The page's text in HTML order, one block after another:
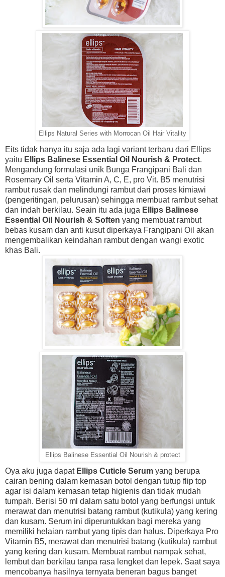
Ellips Natural Series with Morrocan Oil Hair Vitality
Eits tidak hanya itu saja ada lagi variant terbaru dari Ellips
yaitu Ellips Balinese Essential Oil Nourish & Protect.
Mengandung formulasi unik Bunga Frangipani Bali dan
Rosemary Oil serta Vitamin A, C, E, pro Vit. B5 menutrisi
rambut rusak dan melindungi rambut dari proses kimiawi
(pengeritingan, pelurusan) sehingga membuat rambut sehat
dan indah berkilau. Seain itu ada juga Ellips Balinese
Essential Oil Nourish & Soften yang membuat rambut
bebas kusam dan anti kusut diperkaya Frangipani Oil akan
mengembalikan keindahan rambut dengan wangi exotic
khas Bali.
Ellips Balinese Essential Oil Nourish & protect
Oya aku juga dapat Ellips Cuticle Serum yang berupa
cairan bening dalam kemasan botol dengan tutup flip top
agar isi dalam kemasan tetap higienis dan tidak mudah
tumpah. Berisi 50 ml dalam satu botol yang berfungsi untuk
merawat dan menutrisi batang rambut (kutikula) yang kering
dan kusam. Serum ini diperuntukkan bagi mereka yang
memiliki helaian rambut yang tipis dan halus. Diperkaya Pro
Vitamin B5, merawat dan menutrisi batang (kutikula) rambut
yang kering dan kusam. Membuat rambut nampak sehat,
lembut dan berkilau tanpa rasa lengket dan lepek. Saat saya
mencobanya hasilnya ternyata beneran bagus banget